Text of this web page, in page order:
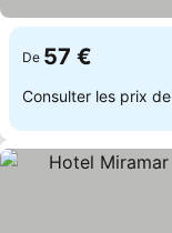
De 57 €
Consulter les prix de